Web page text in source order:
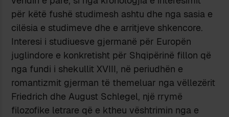
për këtë fushë studimesh ashtu dhe nga sasia e
cilësia e studimeve dhe e arritjeve shkencore.
Interesi i studiuesve gjermanë për Europën
juglindore e konkretisht për Shqipërinë fillon që
nga fundi i shekullit XVIII, në periudhën e
romantizmit gjerman të themeluar nga vëllezërit
Friedrich dhe August Schlegel, një rrymë
filozofike letrare që e ktheu vështrimin nga e